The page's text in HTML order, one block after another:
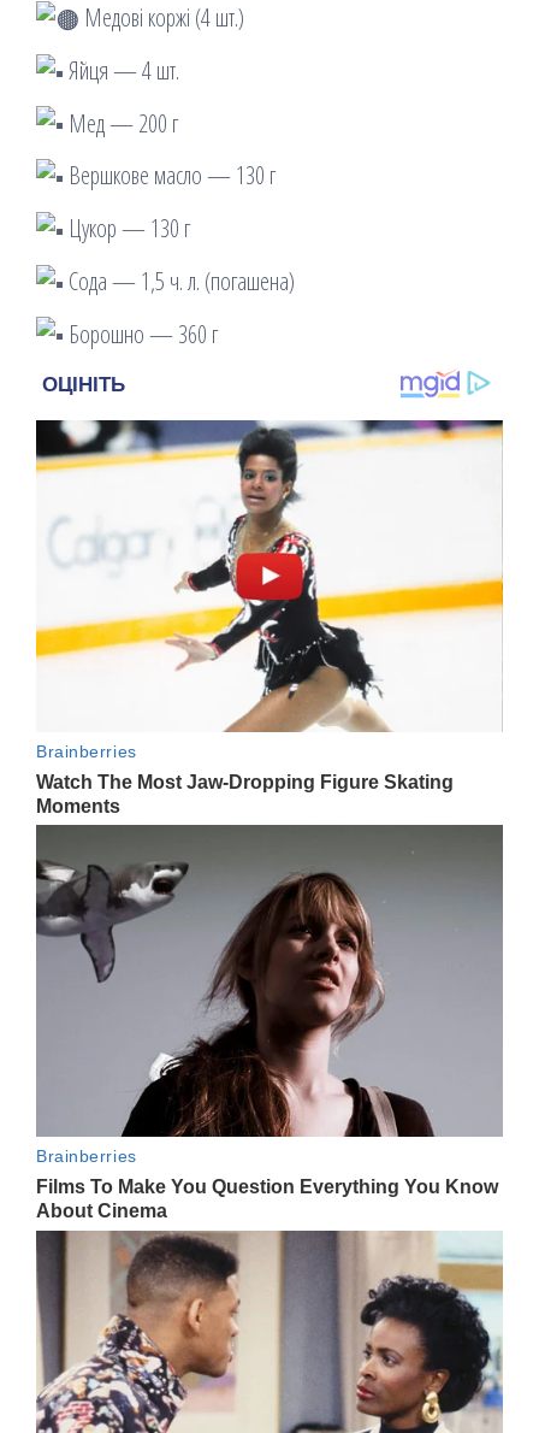
Медові коржі (4 шт.)
Яйця — 4 шт.
Мед — 200 г
Вершкове масло — 130 г
Цукор — 130 г
Сода — 1,5 ч. л. (погашена)
Борошно — 360 г